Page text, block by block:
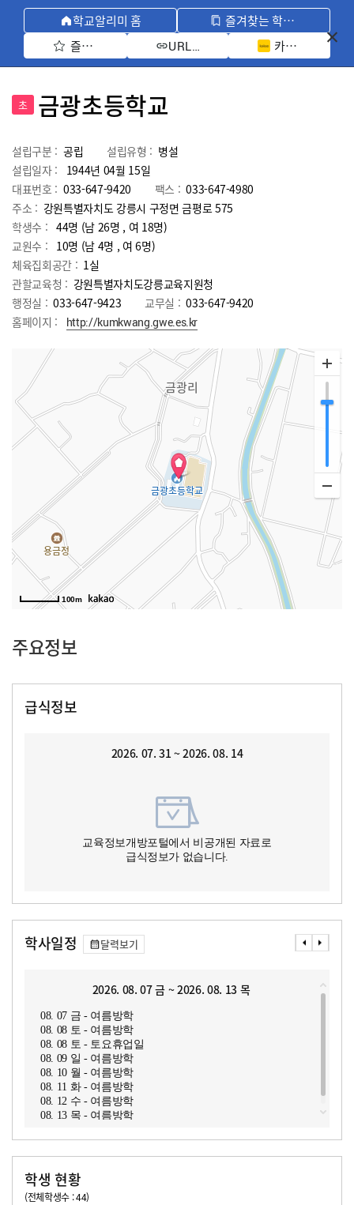
학교알리미 홈
즐겨찾는 학교 모아보기
즐겨찾기 선택
URL 복사 카카오톡 공유
초 금광초등학교
설립구분 : 공립 설립유형 : 병설
설립일자 :
1944년 04월 15일
대표번호 : 033-647-9420 팩스 : 033-647-4980
주소 : 강원특별자치도 강릉시 구정면 금평로 575
학생수 : 44명 (남 26명 , 여 18명)
교원수 : 10명 (남 4명 , 여6명)
체육집회공간 : 1실
관할교육청 : 강원특별자치도강릉교육지원청
행정실 : 033-647-9423 교무실 : 033-647-9420
홈페이지 :
http://kumkwang.gwe.es.kr
100m
주요정보
급식정보
2026. 07. 31 ~ 2026. 08. 14
교육정보개방포털에서 비공개된 자료로
급식정보가 없습니다.
학사일정 달력보기
2026. 08. 07 금 ~ 2026. 08. 13 목
08. 07 금 - 여름방학
08. 08 토 - 여름방학
08. 08 토 - 토요휴업일
08. 09 일 - 여름방학
08. 10 월 - 여름방학
08. 11 화 - 여름방학
08. 12 수 - 여름방학
08. 13 목 - 여름방학
학생 현황
(전체학생수 : 44)